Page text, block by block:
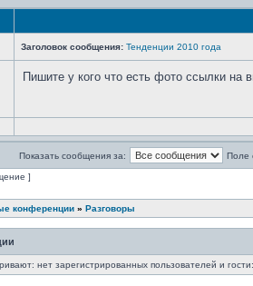
Заголовок сообщения: Тенденции 2010 года
Пишите у кого что есть фото ссылки на
Показать сообщения за: Поле
]
конференции » Разговоры
нет зарегистрированных пользователей и